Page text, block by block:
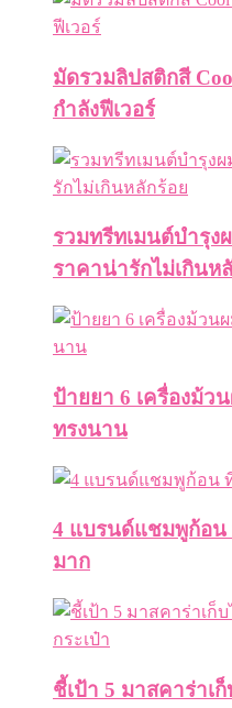
มัดรวมลิปสติกสี
กำลังฟีเวอร์
รวมทรีทเมนต์บำรุง
ราคาน่ารักไม่เกินห
ป้ายยา 6 เครื่องม้ว
ทรงนาน
4 แบรนด์แชมพูก้อน
มาก
ชี้เป้า 5 มาสคาร่าเ